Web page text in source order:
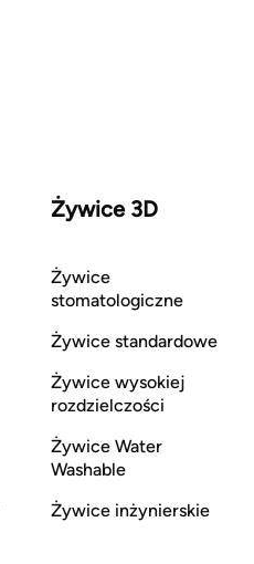
Żywice 3D
Żywice
stomatologiczne
Żywice standardowe
Żywice wysokiej
rozdzielczości
Żywice Water
Washable
Żywice inżynierskie